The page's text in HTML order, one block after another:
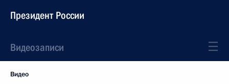
Президент России
Видеозаписи
Видео